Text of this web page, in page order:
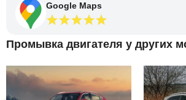
Google Maps
Промывка двигателя у других